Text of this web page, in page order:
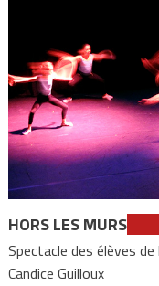
HORS LES MURS
Spectacle des élèves
Candice Guilloux